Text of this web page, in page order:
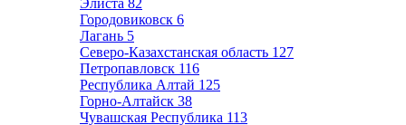
Элиста 82
Городовиковск 6
Лагань 5
Северо-Казахстанская область 127
Петропавловск 116
Республика Алтай 125
Горно-Алтайск 38
Чувашская Республика 113